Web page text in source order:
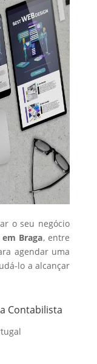
o seu negócio
em Braga, entre
agendar uma
lo a alcançar
Contabilista